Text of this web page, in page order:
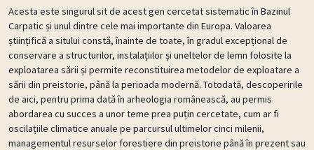
Acesta este singurul sit de acest gen cercetat sistematic în Bazinul
Carpatic și unul dintre cele mai importante din Europa. Valoarea
științifică a sitului constă, înainte de toate, în gradul excepțional de
conservare a structurilor, instalațiilor și uneltelor de lemn folosite la
exploatarea sării și permite reconstituirea metodelor de exploatare a
sării din preistorie, până la perioada modernă. Totodată, descoperirile
de aici, pentru prima dată în arheologia românească, au permis
abordarea cu succes a unor teme prea puțin cercetate, cum ar fi
oscilațiile climatice anuale pe parcursul ultimelor cinci milenii,
managementul resurselor forestiere din preistorie până în prezent sau